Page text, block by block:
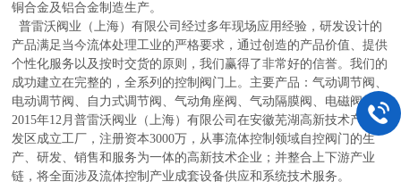
铜合金及铝合金制造生产。
普雷沃阀业（上海）有限公司经过多年现场应用经验，研发设计的
产品满足当今流体处理工业的严格要求，通过创造的产品价值、提供
个性化服务以及按时交货的原则，我们赢得了非常好的信誉。我们的
成功建立在完整的，全系列的控制阀门上。主要产品：气动调节阀、
电动调节阀、自力式调节阀、气动角座阀、气动隔膜阀、电磁阀等
2015年12月普雷沃阀业（上海）有限公司在安徽芜湖高新技术产业开
发区成立工厂，注册资本3000万，从事流体控制领域自控阀门的生
产、研发、销售和服务为一体的高新技术企业；并整合上下游产业
链，将全面涉及流体控制产业成套设备供应和系统技术服务。